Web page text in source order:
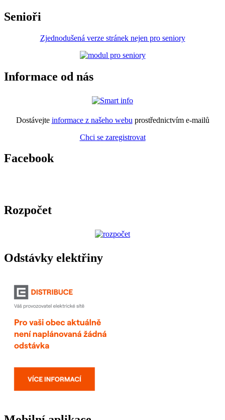
Senioři
Zjednodušená verze stránek nejen pro seniory
Informace od nás
Dostávejte informace z našeho webu prostřednictvím e-mailů
Chci se zaregistrovat
Facebook
Rozpočet
Odstávky elektřiny